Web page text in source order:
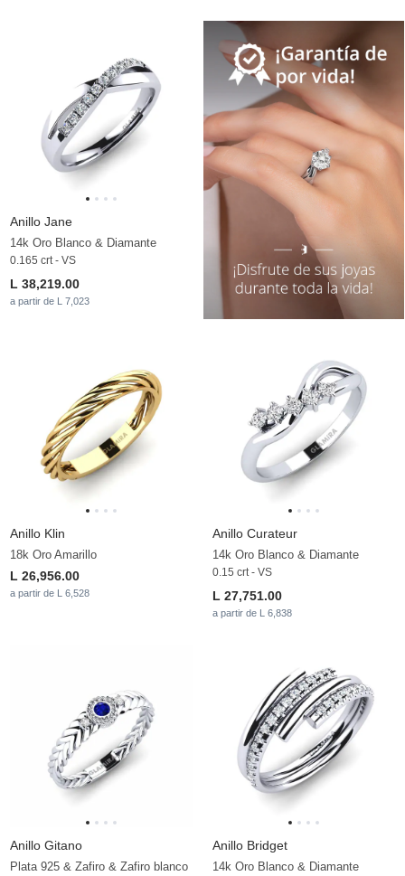
Anillo Jane
14k Oro Blanco & Diamante
0.165 crt - VS
L 38,219.00
a partir de L 7,023
Anillo Klin
18k Oro Amarillo
L 26,956.00
a partir de L 6,528
Anillo Curateur
14k Oro Blanco & Diamante
0.15 crt - VS
L 27,751.00
a partir de L 6,838
Anillo Gitano
Plata 925 & Zafiro & Zafiro blanco
Anillo Bridget
14k Oro Blanco & Diamante